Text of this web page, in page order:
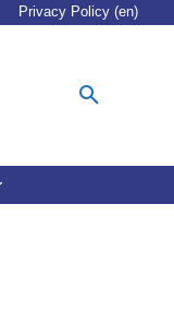
Privacy Policy (en)